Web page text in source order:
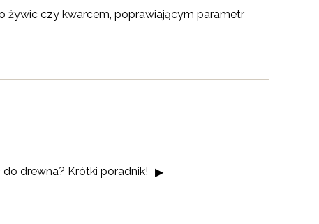
żywic czy kwarcem, poprawiającym parametr
drewna? Krótki poradnik!